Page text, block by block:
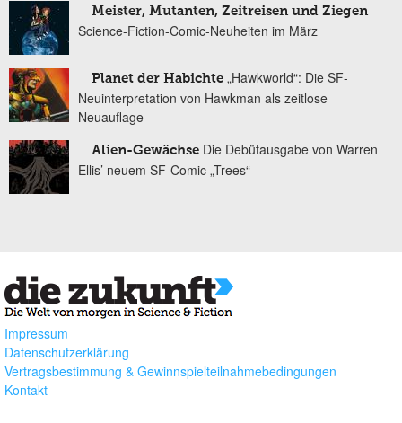
Meister, Mutanten, Zeitreisen und Ziegen
Science-Fiction-Comic-Neuheiten im März
Planet der Habichte „Hawkworld“: Die SF-
Neuinterpretation von Hawkman als zeitlose
Neuauflage
Alien-Gewächse Die Debütausgabe von Warren
Ellis’ neuem SF-Comic „Trees“
Impressum
Datenschutzerklärung
Vertragsbestimmung & Gewinnspielteilnahmebedingungen
Kontakt